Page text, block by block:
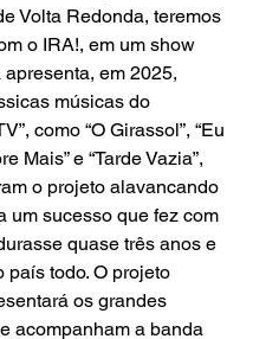
Volta Redonda, teremos
o IRA!, em um show
em 2025,
músicas do
como “O Girassol”, “Eu
Mais” e “Tarde Vazia”,
o projeto alavancando
um sucesso que fez com
quase três anos e
país todo. O projeto
os grandes
acompanham a banda